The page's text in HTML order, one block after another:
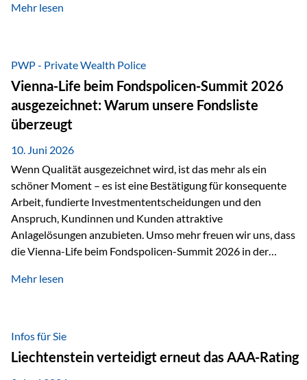
elektrischer – und genau dort spielt Silber eine
Leitfähigkeit aller Metalle. Diese Eigenschaft macht es für
zahlreiche Zukunftstechnologien praktisch unverzichtbar.
Silber findet sich unter anderem in: Solarmodulen
Elektrofahrzeugen Halbleitern Smartphones und Tablets…
Mehr lesen
PWP - Private Wealth Police
Vienna-Life beim Fondspolicen-Summit 2026
ausgezeichnet: Warum unsere Fondsliste
überzeugt
10. Juni 2026
Wenn Qualität ausgezeichnet wird, ist das mehr als ein
schöner Moment – es ist eine Bestätigung für konsequente
Arbeit, fundierte Investmententscheidungen und den
Anspruch, Kundinnen und Kunden attraktive
Anlagelösungen anzubieten. Umso mehr freuen wir uns, dass
die Vienna-Life beim Fondspolicen-Summit 2026 in der
dieser Ehrung ist der renommierte Fondspolicenreport der
analysiert und verglichen wurden. Das Ergebnis: Die ETF-
Auswahl der Vienna-Life zählt zu den drei besten Angeboten
am Markt. Für uns ist diese Auszeichnung eine Bestätigung
Mehr lesen
Infos für Sie
Liechtenstein verteidigt erneut das AAA-Rating